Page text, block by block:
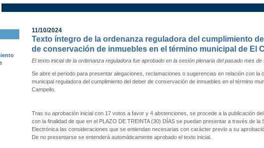
11/10/2024
Texto íntegro de la ordenanza reguladora del cumplimiento
de conservación de inmuebles en el término municipal de El
El texto inicial de la ordenanza reguladora fue aprobado en la sesión plenaria del pasado mes de
Se abre el periodo para presentar alegaciones, reclamaciones o sugerencias en relación con la
municipal reguladora del cumplimiento del deber de conservación de inmuebles en el término
Campello.
Tras su aprobación inicial con 17 votos a favor y 4 abstenciones, se procede a la publicación
con la finalidad de que en el PLAZO DE TREINTA (30) DÍAS se puedan presentar a través de la
Electrónica las consideraciones que se entiendan necesarias con carácter previo a su
De no presentarse se entenderá automáticamente aprobado el texto inicial.